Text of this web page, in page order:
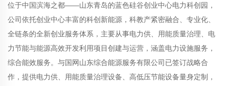
位于中国滨海之都——山东青岛的蓝色硅谷创业中心电力科创园，
公司依托创业中心丰富的科创新能源，科教产紧密融合、专业化、
全链条的全新创业服务体系，主要从事电力供、用能质量治理、电
力节能与能源高效开发利用项目创建与运营，涵盖电力设施服务，
综合能效服务。与国网山东综合能源服务有限公司已签订战略合
作，提供电力供、用能质量治理设备、高低压节能设备量身定制，